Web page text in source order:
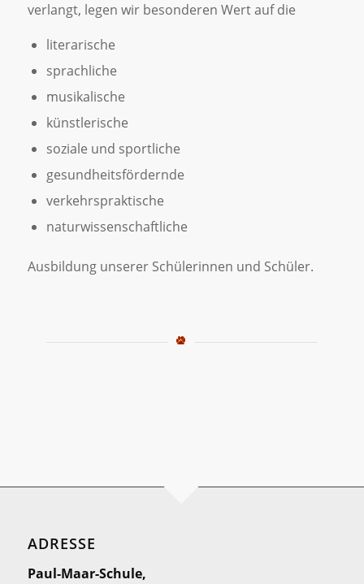
verlangt, legen wir besonderen Wert auf die
literarische
sprachliche
musikalische
künstlerische
soziale und sportliche
gesundheitsfördernde
verkehrspraktische
naturwissenschaftliche
Ausbildung unserer Schülerinnen und Schüler.
ADRESSE
Paul-Maar-Schule,